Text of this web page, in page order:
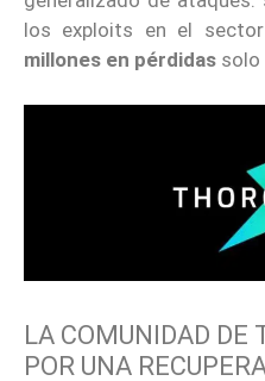
los exploits en el
millones en pérdidas solo
LA COMUNIDAD DE
POR UNA